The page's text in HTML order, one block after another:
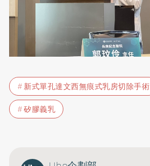
新式單孔達文西無痕式乳房切除手術
矽膠義乳